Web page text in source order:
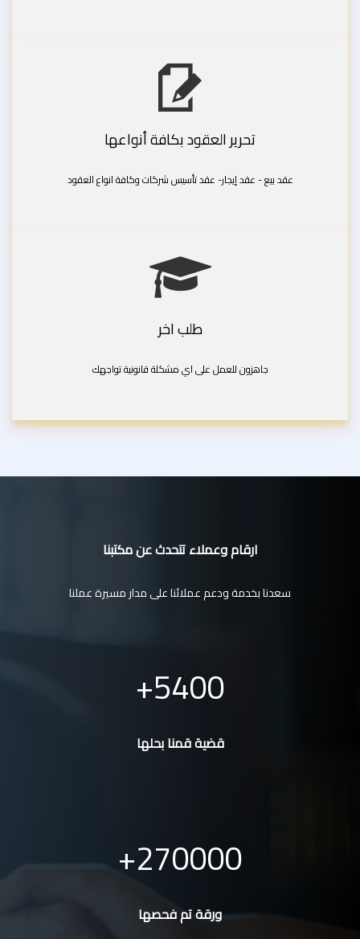
تحرير العقود بكافة أنواعها
عقد بيع - عقد إيجار- عقد تأسيس شركات وكافة انواع العقود
طلب اخر
جاهزون للعمل على اي مشكلة قانونية تواجهك
ارقام وعملاء تتحدث عن مكتبنا
سعدنا بخدمة ودعم عملائنا على مدار مسيرة عملنا
5400
قضية قمنا بحلها
270000
ورقة تم فحصها